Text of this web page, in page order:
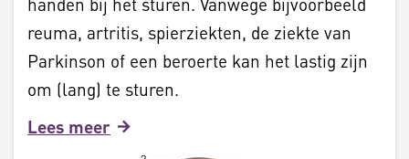
reuma, artritis, spierziekten, de ziekte van
Parkinson of een beroerte kan het lastig zijn
om (lang) te sturen.
Lees meer